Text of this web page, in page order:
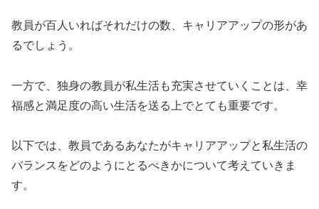
教員が百人いればそれだけの数、キャリアアップの形があ
るでしょう。
一方で、独身の教員が私生活も充実させていくことは、幸
福感と満足度の高い生活を送る上でとても重要です。
以下では、教員であるあなたがキャリアアップと私生活の
バランスをどのようにとるべきかについて考えていきま
す。